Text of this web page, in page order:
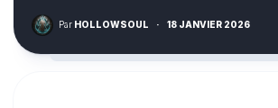
Par HOLLOWSOUL · 18 JANVIER 2026